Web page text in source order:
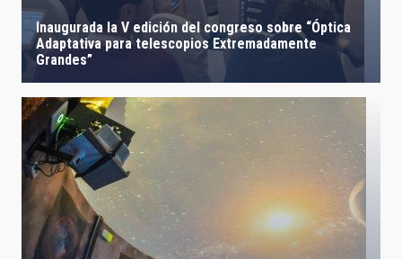
Inaugurada la V edición del congreso sobre “Óptica
Adaptativa para telescopios Extremadamente
Grandes”